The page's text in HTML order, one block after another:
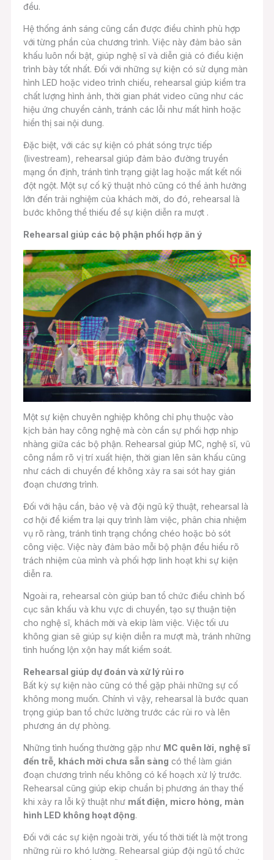
đều.
Hệ thống ánh sáng cũng cần được điều chỉnh phù hợp
với từng phần của chương trình. Việc này đảm bảo sân
khấu luôn nổi bật, giúp nghệ sĩ và diễn giả có điều kiện
trình bày tốt nhất. Đối với những sự kiện có sử dụng màn
hình LED hoặc video trình chiếu, rehearsal giúp kiểm tra
chất lượng hình ảnh, thời gian phát video cũng như các
hiệu ứng chuyển cảnh, tránh các lỗi như mất hình hoặc
hiển thị sai nội dung.
Đặc biệt, với các sự kiện có phát sóng trực tiếp
(livestream), rehearsal giúp đảm bảo đường truyền
mạng ổn định, tránh tình trạng giật lag hoặc mất kết nối
đột ngột. Một sự cố kỹ thuật nhỏ cũng có thể ảnh hưởng
lớn đến trải nghiệm của khách mời, do đó, rehearsal là
bước không thể thiếu để sự kiện diễn ra mượt .
Rehearsal giúp các bộ phận phối hợp ăn ý
Một sự kiện chuyên nghiệp không chỉ phụ thuộc vào
kịch bản hay công nghệ mà còn cần sự phối hợp nhịp
nhàng giữa các bộ phận. Rehearsal giúp MC, nghệ sĩ, vũ
công nắm rõ vị trí xuất hiện, thời gian lên sân khấu cũng
như cách di chuyển để không xảy ra sai sót hay gián
đoạn chương trình.
Đối với hậu cần, bảo vệ và đội ngũ kỹ thuật, rehearsal là
cơ hội để kiểm tra lại quy trình làm việc, phân chia nhiệm
vụ rõ ràng, tránh tình trạng chồng chéo hoặc bỏ sót
công việc. Việc này đảm bảo mỗi bộ phận đều hiểu rõ
trách nhiệm của mình và phối hợp linh hoạt khi sự kiện
diễn ra.
Ngoài ra, rehearsal còn giúp ban tổ chức điều chỉnh bố
cục sân khấu và khu vực di chuyển, tạo sự thuận tiện
cho nghệ sĩ, khách mời và ekip làm việc. Việc tối ưu
không gian sẽ giúp sự kiện diễn ra mượt mà, tránh những
tình huống lộn xộn hay mất kiểm soát.
Rehearsal giúp dự đoán và xử lý rủi ro
Bất kỳ sự kiện nào cũng có thể gặp phải những sự cố
không mong muốn. Chính vì vậy, rehearsal là bước quan
trọng giúp ban tổ chức lường trước các rủi ro và lên
phương án dự phòng.
Những tình huống thường gặp như MC quên lời, nghệ sĩ
đến trễ, khách mời chưa sẵn sàng có thể làm gián
đoạn chương trình nếu không có kế hoạch xử lý trước.
Rehearsal cũng giúp ekip chuẩn bị phương án thay thế
khi xảy ra lỗi kỹ thuật như mất điện, micro hỏng, màn
hình LED không hoạt động.
Đối với các sự kiện ngoài trời, yếu tố thời tiết là một trong
những rủi ro khó lường. Rehearsal giúp đội ngũ tổ chức